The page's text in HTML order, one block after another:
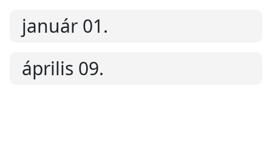
január 01.
április 09.